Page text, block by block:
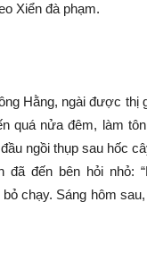
Xiển đà phạm.
Hằng, ngài được thị
quá nửa đêm, làm
ngồi thụp sau hốc
đến bên hỏi nhỏ:
chạy. Sáng hôm